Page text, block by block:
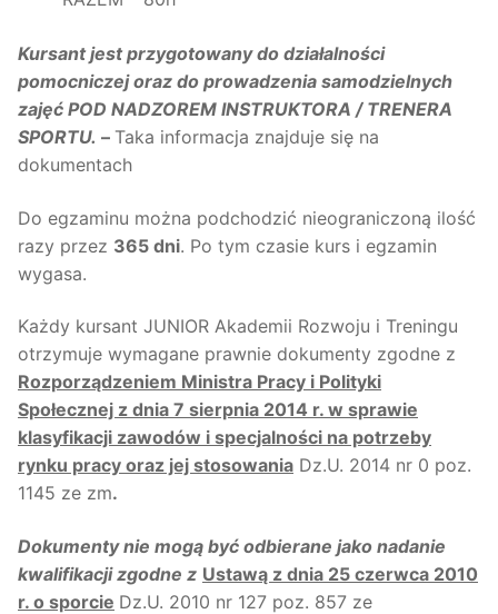
Kursant jest przygotowany do działalności
pomocniczej oraz do prowadzenia samodzielnych
zajęć POD NADZOREM INSTRUKTORA / TRENERA
SPORTU. – Taka informacja znajduje się na
dokumentach
Do egzaminu można podchodzić nieograniczoną ilość
razy przez 365 dni. Po tym czasie kurs i egzamin
wygasa.
Każdy kursant JUNIOR Akademii Rozwoju i Treningu
otrzymuje wymagane prawnie dokumenty zgodne z
Rozporządzeniem Ministra Pracy i Polityki
Społecznej z dnia 7 sierpnia 2014 r. w sprawie
klasyfikacji zawodów i specjalności na potrzeby
rynku pracy oraz jej stosowania Dz.U. 2014 nr 0 poz.
1145 ze zm.
Dokumenty nie mogą być odbierane jako nadanie
kwalifikacji zgodne z Ustawą z dnia 25 czerwca 2010
r. o sporcie Dz.U. 2010 nr 127 poz. 857 ze